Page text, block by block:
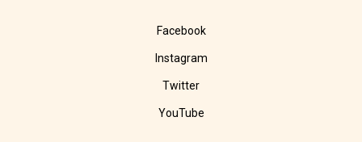
Facebook
Instagram
Twitter
YouTube